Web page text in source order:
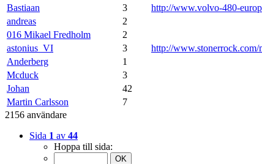
Bastiaan
3 http://www.volvo-480-
andreas
2
016 Mikael Fredholm
2
astonius_VI
3 http://
Anderberg
1
Mcduck
3
Johan
42
Martin Carlsson
7
2156 användare
Sida 1 av 44
Hoppa till sida: